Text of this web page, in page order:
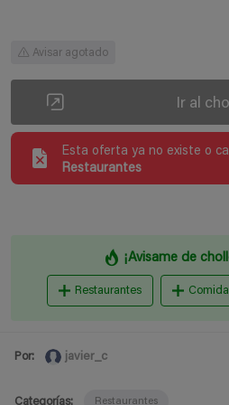
Avisar agotado
Ir al
Esta oferta ya no existe o
Restaurantes
¡Avisame de
Restaurantes
Por: javier_c
Categorías: Restaurantes